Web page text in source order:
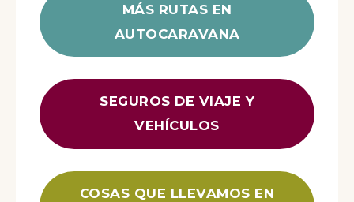
MÁS RUTAS EN
AUTOCARAVANA
SEGUROS DE VIAJE Y
VEHÍCULOS
COSAS QUE LLEVAMOS EN